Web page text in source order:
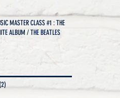
MASTER CLASS #1 : THE
ALBUM / THE BEATLES